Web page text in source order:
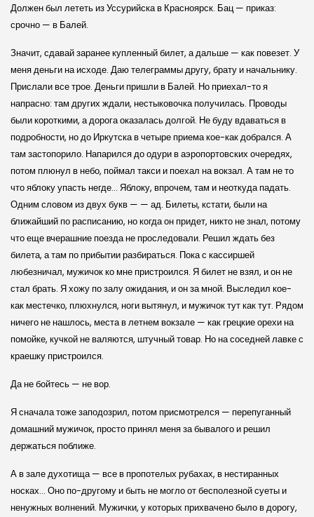
Должен был лететь из Уссурийска в Красноярск. Бац — приказ:
срочно — в Балей.
Значит, сдавай заранее купленный билет, а дальше — как повезет. У
меня деньги на исходе. Даю телеграммы другу, брату и начальнику.
Прислали все трое. Деньги пришли в Балей. Но приехал-то я
напрасно: там других ждали, нестыковочка получилась. Проводы
были короткими, а дорога оказалась долгой. Не буду вдаваться в
подробности, но до Иркутска в четыре приема кое-как добрался. А
там застопорило. Напарился до одури в аэропортовских очередях,
потом плюнул в небо, поймал такси и поехал на вокзал. А там не то
что яблоку упасть негде… Яблоку, впрочем, там и неоткуда падать.
Одним словом из двух букв — — ад. Билеты, кстати, были на
ближайший по расписанию, но когда он придет, никто не знал, потому
что еще вчерашние поезда не проследовали. Решил ждать без
билета, а там по прибытии разбираться. Пока с кассиршей
любезничал, мужичок ко мне пристроился. Я билет не взял, и он не
стал брать. Я хожу по залу ожидания, и он за мной. Выследил кое-
как местечко, плюхнулся, ноги вытянул, и мужичок тут как тут. Рядом
ничего не нашлось, места в летнем вокзале — как грецкие орехи на
помойке, кучкой не валяются, штучный товар. Но на соседней лавке с
краешку пристроился.
Да не бойтесь — не вор.
Я сначала тоже заподозрил, потом присмотрелся — перепуганный
домашний мужичок, просто принял меня за бывалого и решил
держаться поближе.
А в зале духотища — все в пропотелых рубахах, в нестиранных
носках… Оно по-другому и быть не могло от бесполезной суеты и
ненужных волнений. Мужички, у которых прихвачено было в дорогу,